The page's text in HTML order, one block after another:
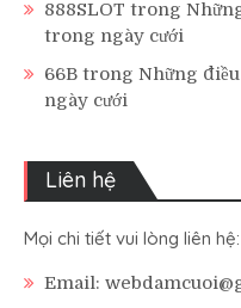
888SLOT trong
trong ngày cưới
66B trong Những
ngày cưới
Liên hệ
Mọi chi tiết vui lòng liên hệ:
Email: